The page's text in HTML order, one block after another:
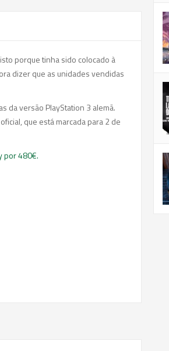
isto porque tinha sido colocado à
dizer que as unidades vendidas
da versão PlayStation 3 alemã.
que está marcada para 2 de
por 480€.